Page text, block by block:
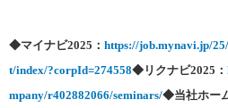
◆マイナビ2025： https://job.mynavi.jp/
t/index/?corpId=274558◆リクナビ2025：
mpany/r402882066/seminars/◆当社ホー